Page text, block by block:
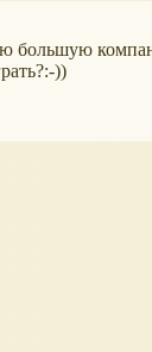
большую
))